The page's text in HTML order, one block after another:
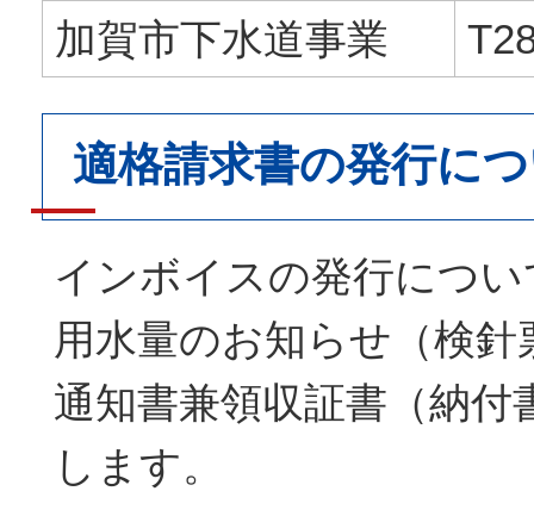
加賀市下水道事業
適格請求書の発行に
インボイスの発行につ
用水量のお知らせ（検針
通知書兼領収証書（納付
します。